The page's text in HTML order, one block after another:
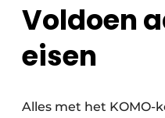
Voldoen
eisen
Alles met het KOMO-